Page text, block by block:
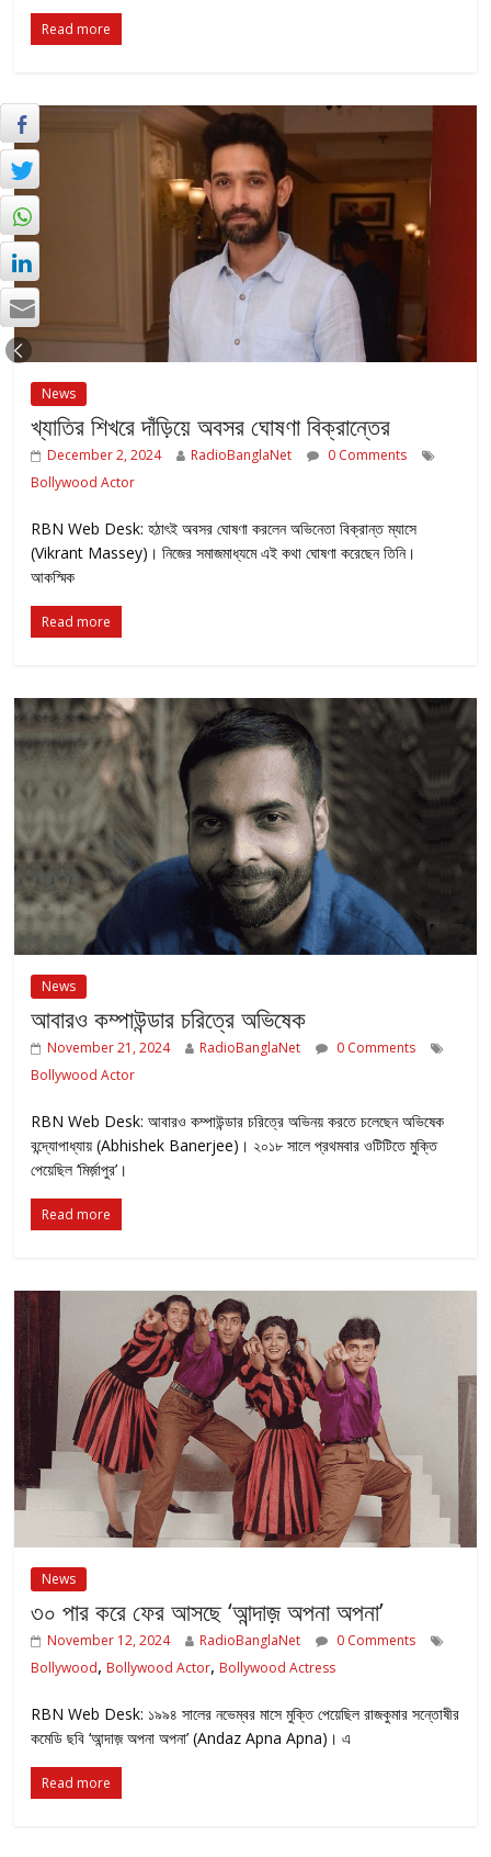
Read more
News
খ্যাতির শিখরে দাঁড়িয়ে অবসর ঘোষণা বিক্রান্তের
December 2, 2024 RadioBanglaNet
0 Comments
Bollywood Actor
RBN Web Desk: হঠাৎই অবসর ঘোষণা করলেন অভিনেতা বিক্রান্ত ম্যাসে
(Vikrant Massey)। নিজের সমাজমাধ্যমে এই কথা ঘোষণা করেছেন তিনি।
আকস্মিক
Read more
News
আবারও কম্পাউন্ডার চরিত্রে অভিষেক
November 21, 2024 RadioBanglaNet
0 Comments
Bollywood Actor
RBN Web Desk: আবারও কম্পাউন্ডার চরিত্রে অভিনয় করতে চলেছেন অভিষেক
বন্দ্যোপাধ্যায় (Abhishek Banerjee)। ২০১৮ সালে প্রথমবার ওটিটিতে মুক্তি
পেয়েছিল ‘মির্জ়াপুর’।
Read more
News
৩০ পার করে ফের আসছে ‘আন্দাজ় অপনা অপনা’
November 12, 2024 RadioBanglaNet
0 Comments
Bollywood, Bollywood Actor, Bollywood Actress
RBN Web Desk: ১৯৯৪ সালের নভেম্বর মাসে মুক্তি পেয়েছিল রাজকুমার সন্তোষীর
কমেডি ছবি ‘আন্দাজ় অপনা অপনা’ (Andaz Apna Apna)। এ
Read more